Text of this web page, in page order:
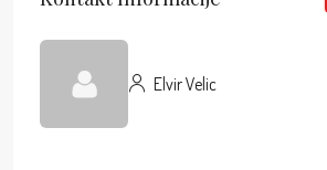
Elvir Velic